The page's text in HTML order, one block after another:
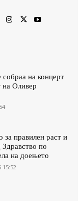
на концерт
на Оливер
правилен раст и
Здравство по
на доењето
15:52